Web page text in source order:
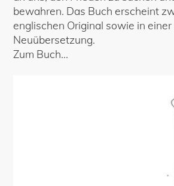
bewahren. Das Buch erscheint
englischen Original sowie in
Neuübersetzung.
Zum Buch...